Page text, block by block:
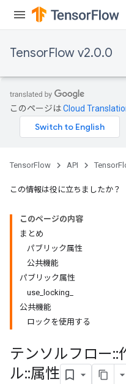
TensorFlow v2.0.0
このページはCloud
TensorFlow API
この情報は役に立ちましたか？
このページの内容
まとめ
パブリック属性
公共機能
パブリック属性
use_locking_
公共機能
ロックを使用する
テンソルフロー::
ル::属性